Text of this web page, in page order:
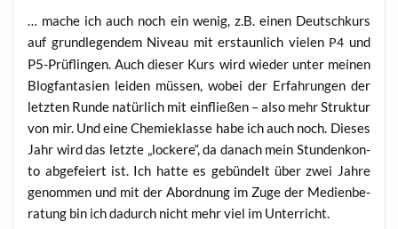
… mache ich auch noch ein wenig, z.B. einen Deutsch­kurs
auf grund­le­gen­dem Niveau mit erstaun­lich vie­len P4 und
P5-Prüf­lin­gen. Auch die­ser Kurs wird wie­der unter mei­nen
Blog­fan­ta­sien lei­den müs­sen, wobei der Erfah­run­gen der
letz­ten Run­de natür­lich mit ein­flie­ßen – also mehr Struk­tur
von mir. Und eine Che­mie­klas­se habe ich auch noch. Die­ses
Jahr wird das letz­te „locke­re“, da danach mein Stun­den­kon­
to abge­fei­ert ist. Ich hat­te es gebün­delt über zwei Jah­re
genom­men und mit der Abord­nung im Zuge der Medi­en­be­
ra­tung bin ich dadurch nicht mehr viel im Unterricht.